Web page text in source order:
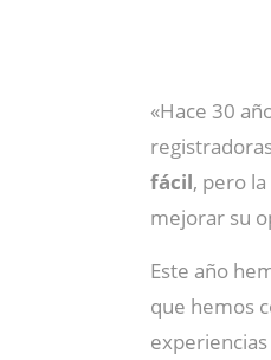
«Hace 30
fácil, pero
mejorar su
Este año
que hemos